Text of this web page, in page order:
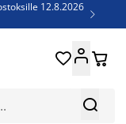
12.8.2026


 